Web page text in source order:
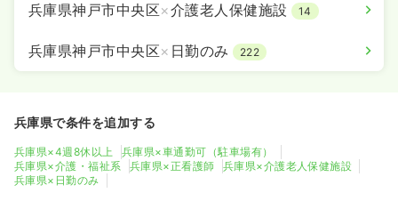
兵庫県神戸市中央区×介護老人保健施設 14
兵庫県神戸市中央区× 日勤のみ 222
兵庫県で条件を追加する
兵庫県×4週8休以上
兵庫県×車通勤可（駐車場有）
兵庫県×介護・福祉系
兵庫県×正看護師
兵庫県×介護老人保健施設
兵庫県×日勤のみ